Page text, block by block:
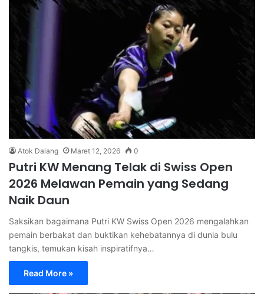
Atok Dalang Maret 12, 2026 0
Putri KW Menang Telak di Swiss Open
2026 Melawan Pemain yang Sedang
Naik Daun
Saksikan bagaimana Putri KW Swiss Open 2026 mengalahkan
pemain berbakat dan buktikan kehebatannya di dunia bulu
tangkis, temukan kisah inspiratifnya…
Read More »